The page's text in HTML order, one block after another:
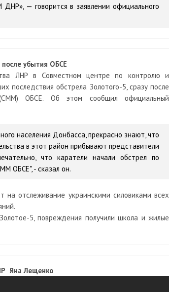
— говорится в заявлении официального
после убытия ОБСЕ
ЛНР в Совместном центре по контролю и
последствия обстрела Золотого-5, сразу после
(СММ) ОБСЕ. Об этом сообщил официальный
населения Донбасса, прекрасно знают, что
в этот район прибывают представители
что каратели начали обстрел по
ОБСЕ", - сказал он.
отслеживание украинскими силовиками всех
5, повреждения получили школа и жилые
Яна Лещенко